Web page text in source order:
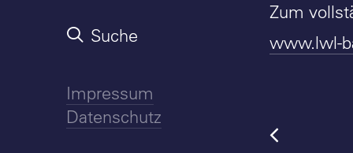
Suche
Impressum
Datenschutz
Zum
www.lwl-